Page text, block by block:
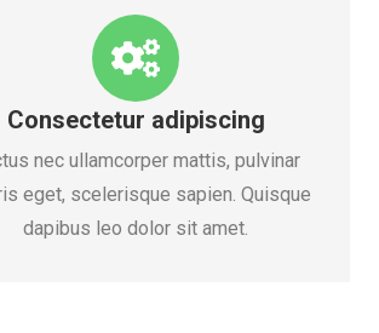
Consectetur adipiscing
nec ullamcorper mattis, pulvinar
eget, scelerisque sapien. Quisque
dapibus leo dolor sit amet.